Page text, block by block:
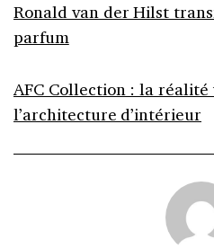
Ronald van der Hilst
parfum
AFC Collection : la
l’architecture d’intérieur